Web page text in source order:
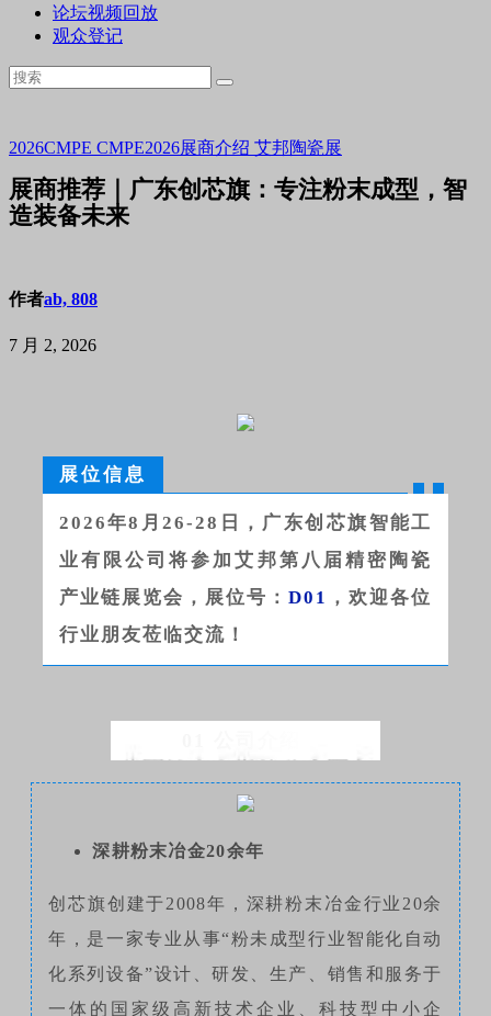
论坛视频回放
观众登记
2026CMPE CMPE2026展商介绍 艾邦陶瓷展
展商推荐｜广东创芯旗：专注粉末成型，智
造装备未来
作者ab, 808
7 月 2, 2026
展位信息
2026年8月26-28日，广东创芯旗智能工
业有限公司将参加艾邦第八届精密陶瓷
产业链展览会，展位号：D01 ，欢迎各位
行业朋友莅临交流！
深耕粉末冶金20余年
创芯旗创建于2008年，深耕粉末冶金行业20余
年，是一家专业从事“粉未成型行业智能化自动
化系列设备”设计、研发、生产、销售和服务于
一体的国家级高新技术企业、科技型中小企